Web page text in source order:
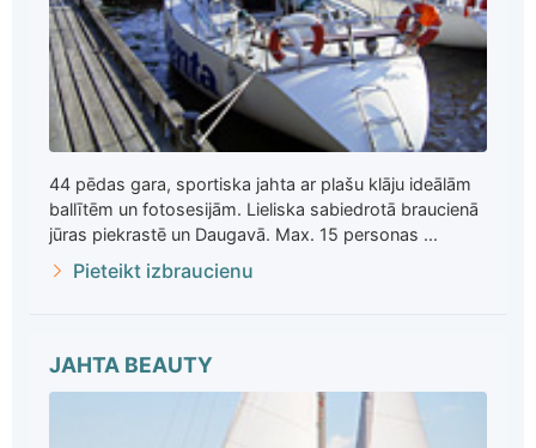
44 pēdas gara, sportiska jahta ar plašu klāju ideālām
ballītēm un fotosesijām. Lieliska sabiedrotā braucienā
jūras piekrastē un Daugavā. Max. 15 personas ...
Pieteikt izbraucienu
JAHTA BEAUTY